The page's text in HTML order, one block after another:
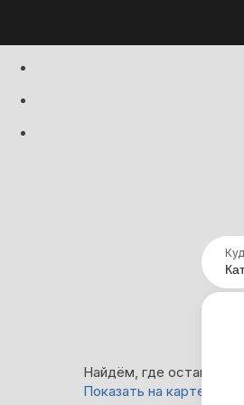
Найдём, где
Показать на карте